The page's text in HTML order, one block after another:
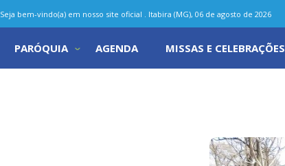
Seja bem-vindo(a) em nosso site oficial . Itabira (MG), 06 de agosto de 2026
PARÓQUIA AGENDA MISSAS E CELEBRAÇÕES